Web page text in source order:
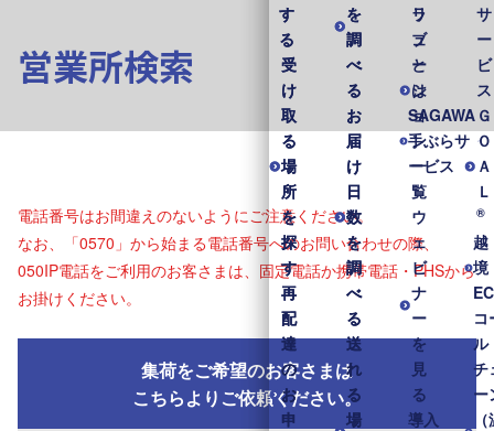
す
る
受
け
取
る
場
所
を
探
す
再
配
達
の
お
申
を
調
べ
る
お
届
け
日
数
を
調
べ
る
送
れ
る
場
ラ
ブ
と
は
SAGAWA
手ぶらサ
ービス
す
る
受
け
取
る
場
所
を
探
す
再
配
達
の
お
申
を
調
べ
る
お
届
け
日
数
を
調
べ
る
送
れ
る
場
リ
ュ
ー
シ
ョ
ン
一
覧
ウ
ェ
ビ
ナ
ー
を
見
る
導入
サ
ー
ビ
ス
Ｇ
Ｏ
Ａ
Ｌ
®
越
境
EC
コ
ル
チ
ー
営業所検索
電話番号はお間違えのないようにご注意ください。
なお、「0570」から始まる電話番号へのお問い合わせの際、
050IP電話をご利用のお客さまは、固定電話か携帯電話・PHSから
お掛けください。
集荷をご希望のお客さまは
こちらよりご依頼ください。